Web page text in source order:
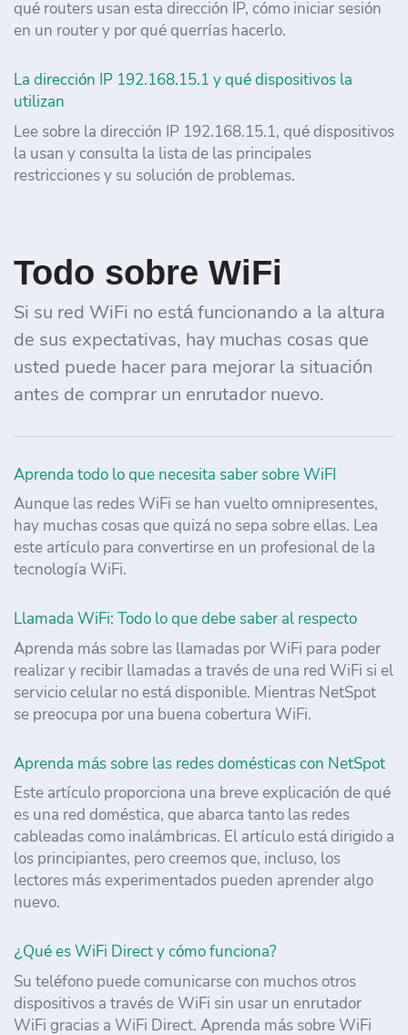
qué routers usan esta dirección IP, cómo iniciar sesión
en un router y por qué querrías hacerlo.
La dirección IP 192.168.15.1 y qué dispositivos la
utilizan
Lee sobre la dirección IP 192.168.15.1, qué dispositivos
la usan y consulta la lista de las principales
restricciones y su solución de problemas.
Todo sobre WiFi
Si su red WiFi no está funcionando a la altura
de sus expectativas, hay muchas cosas que
usted puede hacer para mejorar la situación
antes de comprar un enrutador nuevo.
Aprenda todo lo que necesita saber sobre WiFI
Aunque las redes WiFi se han vuelto omnipresentes,
hay muchas cosas que quizá no sepa sobre ellas. Lea
este artículo para convertirse en un profesional de la
tecnología WiFi.
Llamada WiFi: Todo lo que debe saber al respecto
Aprenda más sobre las llamadas por WiFi para poder
realizar y recibir llamadas a través de una red WiFi si el
servicio celular no está disponible. Mientras NetSpot
se preocupa por una buena cobertura WiFi.
Aprenda más sobre las redes domésticas con NetSpot
Este artículo proporciona una breve explicación de qué
es una red doméstica, que abarca tanto las redes
cableadas como inalámbricas. El artículo está dirigido a
los principiantes, pero creemos que, incluso, los
lectores más experimentados pueden aprender algo
nuevo.
¿Qué es WiFi Direct y cómo funciona?
Su teléfono puede comunicarse con muchos otros
dispositivos a través de WiFi sin usar un enrutador
WiFi gracias a WiFi Direct. Aprenda más sobre WiFi